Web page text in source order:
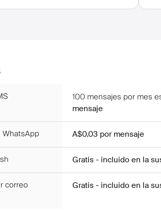
100 mensajes por mes
mensaje
A$0.03 por mensaje
Gratis - incluido en la
correo
Gratis - incluido en la